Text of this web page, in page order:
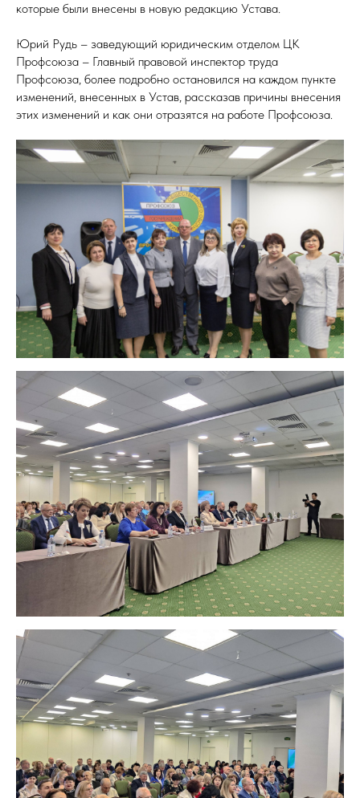
которые были внесены в новую редакцию Устава.
Юрий Рудь – заведующий юридическим отделом ЦК
Профсоюза – Главный правовой инспектор труда
Профсоюза, более подробно остановился на каждом пункте
изменений, внесенных в Устав, рассказав причины внесения
этих изменений и как они отразятся на работе Профсоюза.